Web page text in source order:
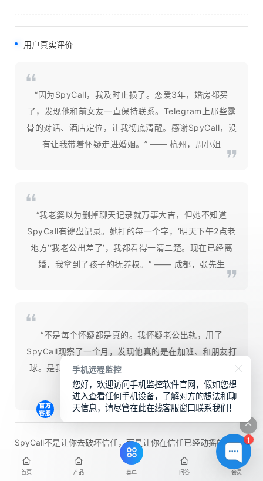
用户真实评价
“因为SpyCall，我及时止损了。恋爱3年，婚房都买
了，发现他和前女友一直保持联系。Telegram上那些露
骨的对话、酒店定位，让我彻底清醒。感谢SpyCall，没
有让我带着怀疑走进婚姻。” —— 杭州，周小姐
“我老婆以为删掉聊天记录就万事大吉，但她不知道
SpyCall有键盘记录。她打的每一个字，‘明天下午2点老
地方’‘我老公出差了’，我都看得一清二楚。现在已经离
婚，我拿到了孩子的抚养权。” —— 成都，张先生
“不是每个怀疑都是真的。我怀疑老公出轨，用了
SpyCall观察了一个月，发现他真的是在加班、和朋友打
球。是我自己多疑了。虽然花钱买了会员，但买来了安
心，值了。” —— 南京，李女士
SpyCall不是让你去破坏信任，而是让你在信任已经动摇的时
候，有一个确认真相的工具。
首页 产品 菜单 问答 会员
1
手机远程监控
您好，欢迎访问手机监控软件官网，假如您想
进入查看任何手机设备，了解对方的想法和聊
天信息，请尽管在此在线客服窗口联系我们！